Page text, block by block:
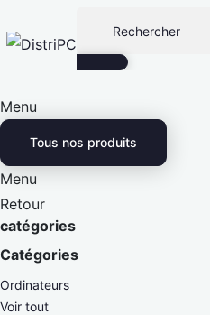
Menu
Tous nos produits
Menu
Retour
catégories
Catégories
Ordinateurs
Voir tout